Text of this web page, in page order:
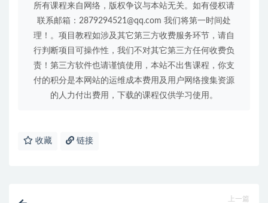
所有课程来自网络，版权争议与本站无关。如有侵权请
联系邮箱：2879294521@qq.com 我们将第一时间处
理！。项目教程如涉及其它第三方收费服务环节，请自
行判断项目可操作性，我们不对其它第三方任何收费负
责！第三方软件也请谨慎使用，本站不出售课程，你支
付的积分是本网站的运维成本费用及用户网络搜集资源
的人力付出费用，下载的课程仅供学习使用。
收藏 链接
上一篇